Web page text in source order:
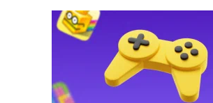
На протяжении всей истории
возникали различные секты,
сильное влияние на общество. И
культов были относительно